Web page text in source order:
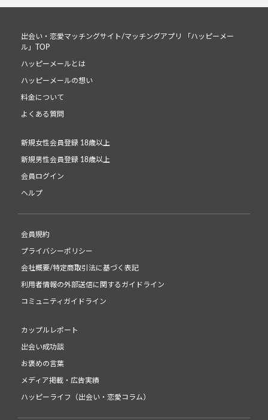
出会い・恋愛マッチングサイト/マッチングアプリ 「ハッピーメー
ル」TOP
ハッピーメールとは
ハッピーメールの想い
料金について
よくある質問
新規女性会員登録 18歳以上
新規男性会員登録 18歳以上
会員ログイン
ヘルプ
会員規約
プライバシーポリシー
会社概要/特定商取引法に基づく表記
利用者情報の外部送信に関するガイドライン
コミュニティガイドライン
カップルレポート
出会い成功談
お褒めの言葉
メディア掲載・広告実績
ハッピーライフ（出会い・恋愛コラム）